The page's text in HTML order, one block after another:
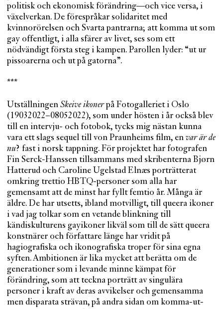
politisk och ekonomisk förändring—och vice versa, i
växelverkan. De förespråkar solidaritet med
kvinnorörelsen och Svarta pantrarna; att komma ut som
gay offentligt, i alla sfärer av livet, ses som ett
nödvändigt första steg i kampen. Parollen lyder: “ut ur
pissoarerna och ut på gatorna”.
***
Utställningen Skeive ikonerpå Fotogalleriet i Oslo
(19032022–08052022), som under hösten i år också blev
till en intervju- och fotobok, tycks mig nästan kunna
vara ett slags sequel till von Praunheims film, en var är de
nu? fast i norsk tappning. För projektet har fotografen
Fin Serck-Hanssen tillsammans med skribenterna Bjørn
Hatterud och Caroline Ugelstad Elnæs porträtterat
omkring trettio HBTQ-personer som alla har
gemensamt att de minst har fyllt femtio år. Många är
äldre. De har utsetts, ibland motvilligt, till queera ikoner
i vad jag tolkar som en vetande blinkning till
kändiskulturens gayikoner likväl som till de sätt queera
konstnärer och författare länge har vridit på
hagiografiska och ikonografiska troper för sina egna
syften. Ambitionen är lika mycket att berätta om de
generationer som i levande minne kämpat för
förändring, som att teckna porträtt av singulära
personer i kraft av deras avvikelser och gemensamma
men disparata strävan, på andra sidan om komma-ut-